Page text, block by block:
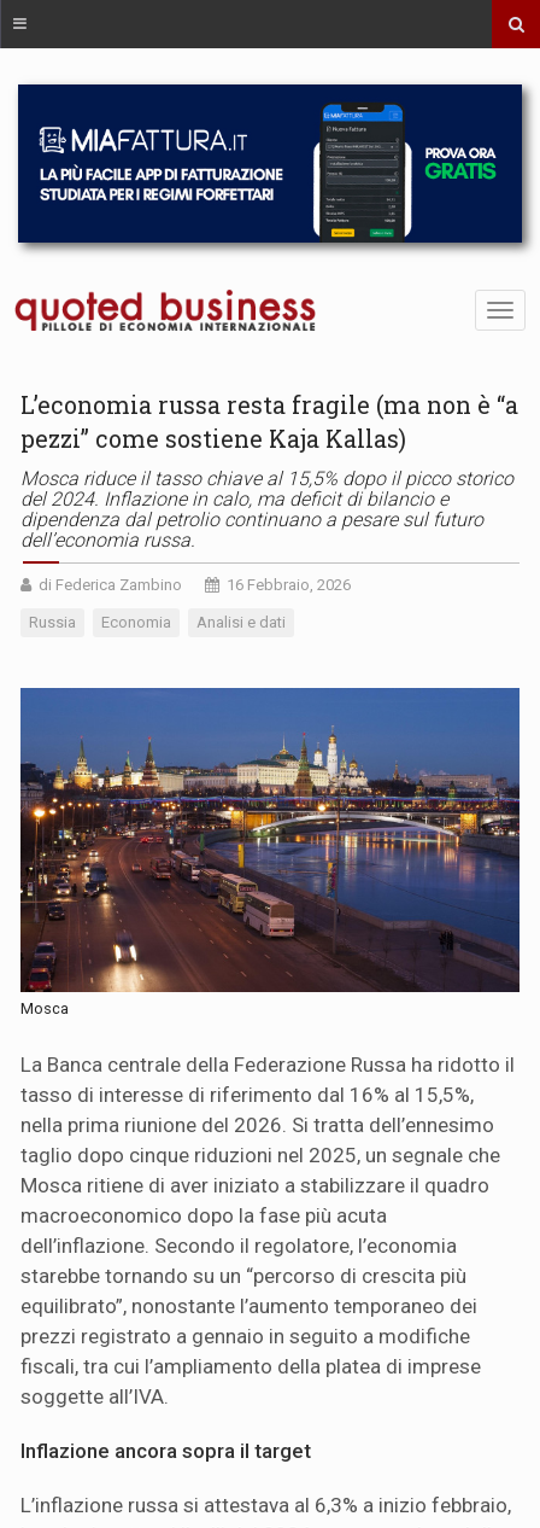
L’economia russa resta fragile (ma non è “a
pezzi” come sostiene Kaja Kallas)
Mosca riduce il tasso chiave al 15,5% dopo il picco storico
del 2024. Inflazione in calo, ma deficit di bilancio e
dipendenza dal petrolio continuano a pesare sul futuro
dell’economia russa.
di Federica Zambino 16 Febbraio, 2026
Russia Economia Analisi e dati
Mosca
La Banca centrale della Federazione Russa ha ridotto il
tasso di interesse di riferimento dal 16% al 15,5%,
nella prima riunione del 2026. Si tratta dell’ennesimo
taglio dopo cinque riduzioni nel 2025, un segnale che
Mosca ritiene di aver iniziato a stabilizzare il quadro
macroeconomico dopo la fase più acuta
dell’inflazione. Secondo il regolatore, l’economia
starebbe tornando su un “percorso di crescita più
equilibrato”, nonostante l’aumento temporaneo dei
prezzi registrato a gennaio in seguito a modifiche
fiscali, tra cui l’ampliamento della platea di imprese
soggette all’IVA.
Inflazione ancora sopra il target
L’inflazione russa si attestava al 6,3% a inizio febbraio,